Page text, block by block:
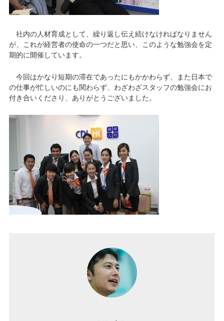
社内の人材育成として、繰り返し伝え続けなければなりません
が、これが経営者の使命の一つだと思い、このような勉強会を定
期的に開催しています。
今回はかなり短期の滞在であったにもかかわらず、また日本で
の仕事が忙しいのにも関わらず、わざわざスタッフの勉強会にお
付き合いくださり、ありがとうございました。